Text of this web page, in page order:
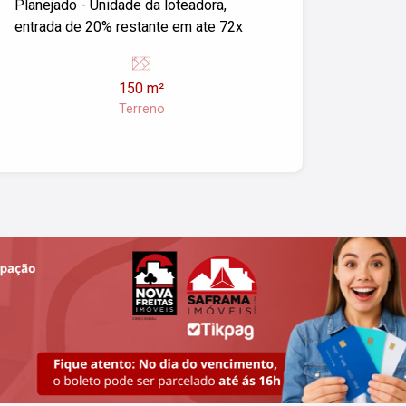
Planejado - Unidade da loteadora,
entrada de 20% restante em ate 72x
150 m²
Terreno